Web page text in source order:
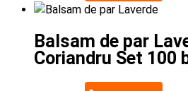
Balsam de par
Coriandru Set 100